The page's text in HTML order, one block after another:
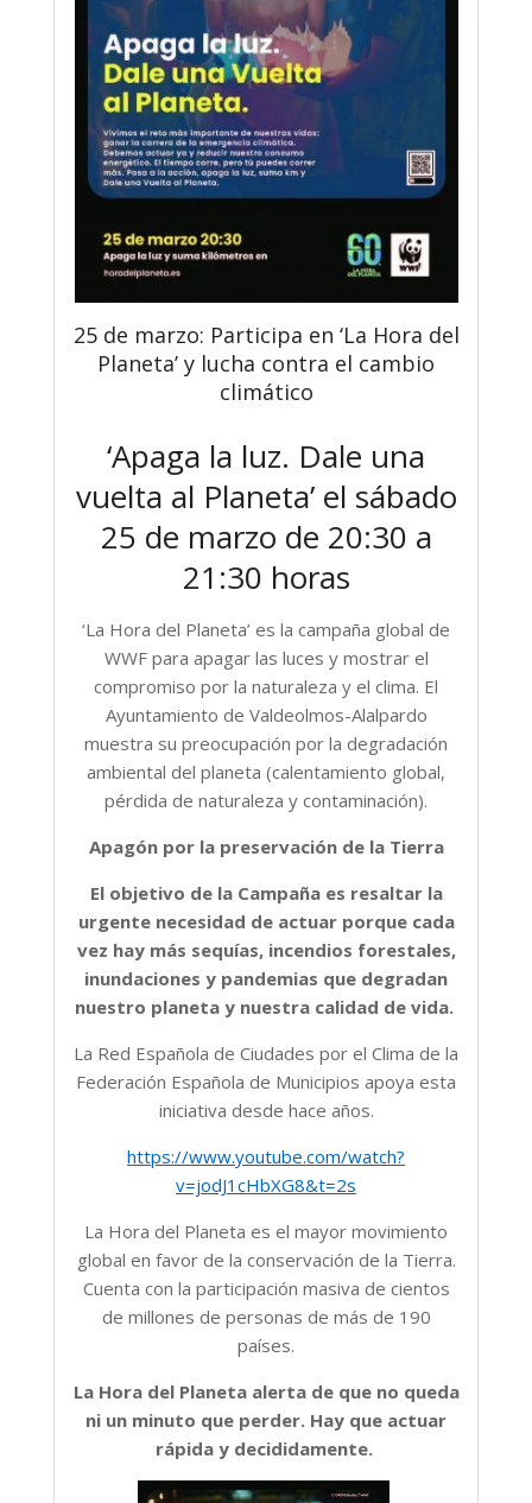
25 de marzo: Participa en ‘La Hora del
Planeta’ y lucha contra el cambio
climático
‘Apaga la luz. Dale una
vuelta al Planeta’ el sábado
25 de marzo de 20:30 a
21:30 horas
‘La Hora del Planeta’ es la campaña global de
WWF para apagar las luces y mostrar el
compromiso por la naturaleza y el clima. El
Ayuntamiento de Valdeolmos-Alalpardo
muestra su preocupación por la degradación
ambiental del planeta (calentamiento global,
pérdida de naturaleza y contaminación).
Apagón por la preservación de la Tierra
El objetivo de la Campaña es resaltar la
urgente necesidad de actuar porque cada
vez hay más sequías, incendios forestales,
inundaciones y pandemias que degradan
nuestro planeta y nuestra calidad de vida.
La Red Española de Ciudades por el Clima de la
Federación Española de Municipios apoya esta
iniciativa desde hace años.
https://www.youtube.com/watch?
v=jodJ1cHbXG8&t=2s
La Hora del Planeta es el mayor movimiento
global en favor de la conservación de la Tierra.
Cuenta con la participación masiva de cientos
de millones de personas de más de 190
países.
La Hora del Planeta alerta de que no queda
ni un minuto que perder. Hay que actuar
rápida y decididamente.